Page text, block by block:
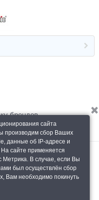
брендов
сайта
производим сбор Ваших
данные об IP-адресе и
сайте применяется
Метрика. В случае, если Вы
был осуществлён сбор
Вам необходимо покинуть